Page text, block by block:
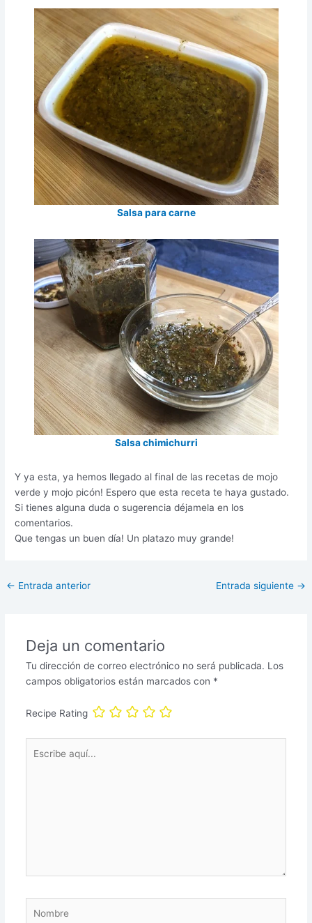
Salsa para carne
Salsa chimichurri
Y ya esta, ya hemos llegado al final de las recetas de mojo
verde y mojo picón! Espero que esta receta te haya gustado.
Si tienes alguna duda o sugerencia déjamela en los
comentarios.
Que tengas un buen día! Un platazo muy grande!
← Entrada anterior Entrada siguiente →
Deja un comentario
Tu dirección de correo electrónico no será publicada. Los
campos obligatorios están marcados con *
Recipe Rating
aquí...